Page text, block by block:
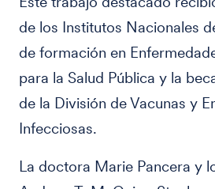
de los Institutos Nacionales
de formación en
para la Salud Pública y la
de la División de Vacunas y
Infecciosas.
La doctora Marie Pancera y